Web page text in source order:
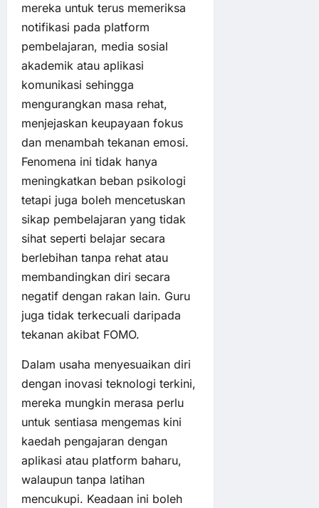
mereka untuk terus memeriksa
notifikasi pada platform
pembelajaran, media sosial
akademik atau aplikasi
komunikasi sehingga
mengurangkan masa rehat,
menjejaskan keupayaan fokus
dan menambah tekanan emosi.
Fenomena ini tidak hanya
meningkatkan beban psikologi
tetapi juga boleh mencetuskan
sikap pembelajaran yang tidak
sihat seperti belajar secara
berlebihan tanpa rehat atau
membandingkan diri secara
negatif dengan rakan lain. Guru
juga tidak terkecuali daripada
tekanan akibat FOMO.
Dalam usaha menyesuaikan diri
dengan inovasi teknologi terkini,
mereka mungkin merasa perlu
untuk sentiasa mengemas kini
kaedah pengajaran dengan
aplikasi atau platform baharu,
walaupun tanpa latihan
mencukupi. Keadaan ini boleh